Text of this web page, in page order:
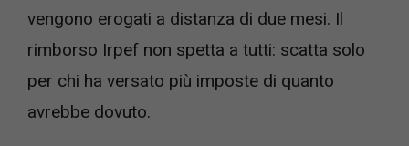
vengono erogati a distanza di due mesi. Il
rimborso Irpef non spetta a tutti: scatta solo
per chi ha versato più imposte di quanto
avrebbe dovuto.